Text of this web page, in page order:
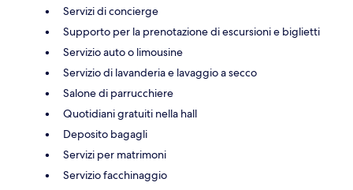
Servizi di concierge
Supporto per la prenotazione di escursioni e biglietti
Servizio auto o limousine
Servizio di lavanderia e lavaggio a secco
Salone di parrucchiere
Quotidiani gratuiti nella hall
Deposito bagagli
Servizi per matrimoni
Servizio facchinaggio